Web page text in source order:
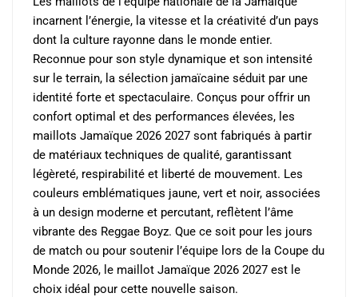
page
produit
page
du
produit
incarnent l’énergie, la vitesse et la créativité d’un pays
dont la culture rayonne dans le monde entier.
Reconnue pour son style dynamique et son intensité
sur le terrain, la sélection jamaïcaine séduit par une
identité forte et spectaculaire. Conçus pour offrir un
confort optimal et des performances élevées, les
maillots Jamaïque 2026 2027 sont fabriqués à partir
de matériaux techniques de qualité, garantissant
légèreté, respirabilité et liberté de mouvement. Les
couleurs emblématiques jaune, vert et noir, associées
à un design moderne et percutant, reflètent l’âme
vibrante des Reggae Boyz. Que ce soit pour les jours
de match ou pour soutenir l’équipe lors de la Coupe du
Monde 2026, le maillot Jamaïque 2026 2027 est le
choix idéal pour cette nouvelle saison.